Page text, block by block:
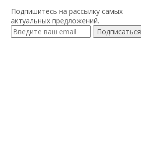
Подпишитесь на рассылку самых
актуальных предложений.
Подписаться